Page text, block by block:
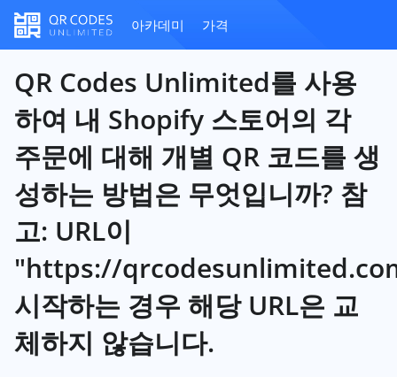
아카데미 가격
QR Codes Unlimited를 사용
하여 내 Shopify 스토어의 각
주문에 대해 개별 QR 코드를 생
성하는 방법은 무엇입니까? 참
고: URL이
"https://
시작하는 경우 해당 URL은 교
체하지 않습니다.